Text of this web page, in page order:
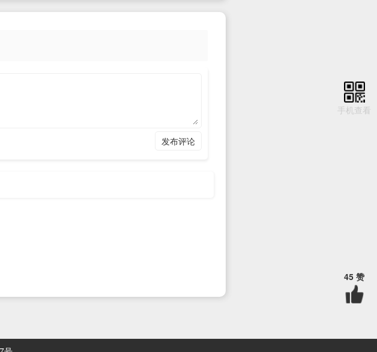
45 赞
是某一个领域方面的专家，有依据有能力。通过创
的打造。比如，*蒙。他的创办者之前是一个专栏作
以实现盈利了。目前，在*蒙上面打一个广告的话就得
哪方面的技能和特长，你就可以利用它打造属于你自
且最终，把这些粉丝保留到你的店铺上，他也是以
发布评论
手机查看